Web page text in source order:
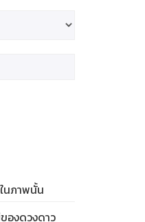
นภาพนั้น
องดวงดาว